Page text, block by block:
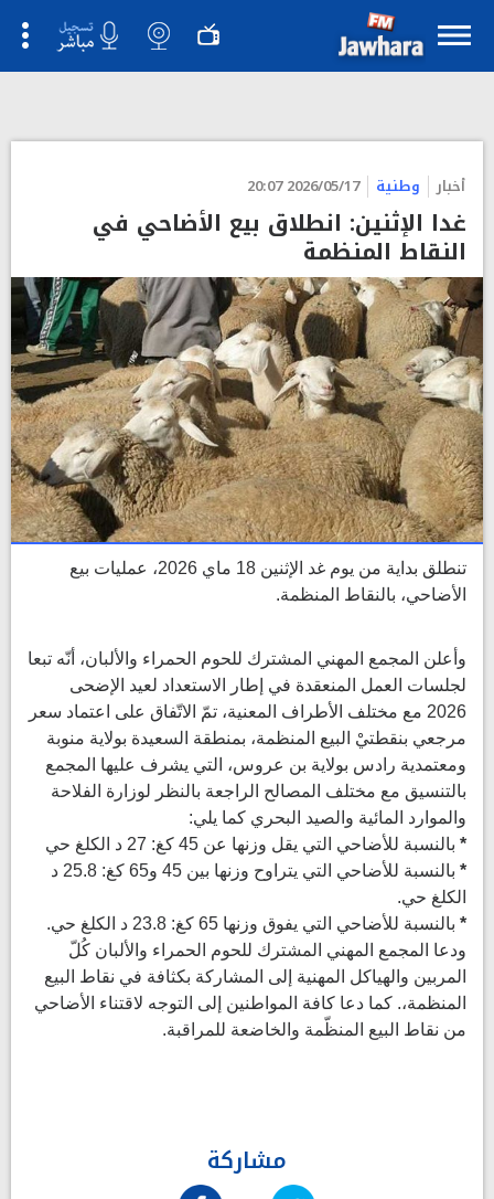
أخبار وطنية 2026/05/17 20:07
غدا الإثنين: انطلاق بيع الأضاحي في
النقاط المنظمة
تنطلق بداية من يوم غد الإثنين 18 ماي 2026، عمليات بيع
الأضاحي، بالنقاط المنظمة.
وأعلن المجمع المهني المشترك للحوم الحمراء والألبان، أنّه تبعا
لجلسات العمل المنعقدة في إطار الاستعداد لعيد الإضحى
2026 مع مختلف الأطراف المعنية، تمّ الاتّفاق على اعتماد سعر
مرجعي بنقطتيْ البيع المنظمة، بمنطقة السعيدة بولاية منوبة
ومعتمدية رادس بولاية بن عروس، التي يشرف عليها المجمع
بالتنسيق مع مختلف المصالح الراجعة بالنظر لوزارة الفلاحة
والموارد المائية والصيد البحري كما يلي:
* بالنسبة للأضاحي التي يقل وزنها عن 45 كغ: 27 د الكلغ حي
*
بالنسبة للأضاحي التي يتراوح وزنها بين 45 و65 كغ: 25.8 د
الكلغ حي.
* بالنسبة للأضاحي التي يفوق وزنها 65 كغ: 23.8 د الكلغ حي.
ودعا المجمع المهني المشترك للحوم الحمراء والألبان كُلّ
المربين والهياكل المهنية إلى المشاركة بكثافة في نقاط البيع
المنظمة،. كما دعا كافة المواطنين إلى التوجه لاقتناء الأضاحي
من نقاط البيع المنظّمة والخاضعة للمراقبة.
مشاركة